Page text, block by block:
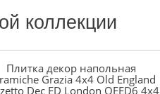
коллекции
Плитка декор напольная
Grazia 4x4 Old England
Dec ED London OEED6 4x4